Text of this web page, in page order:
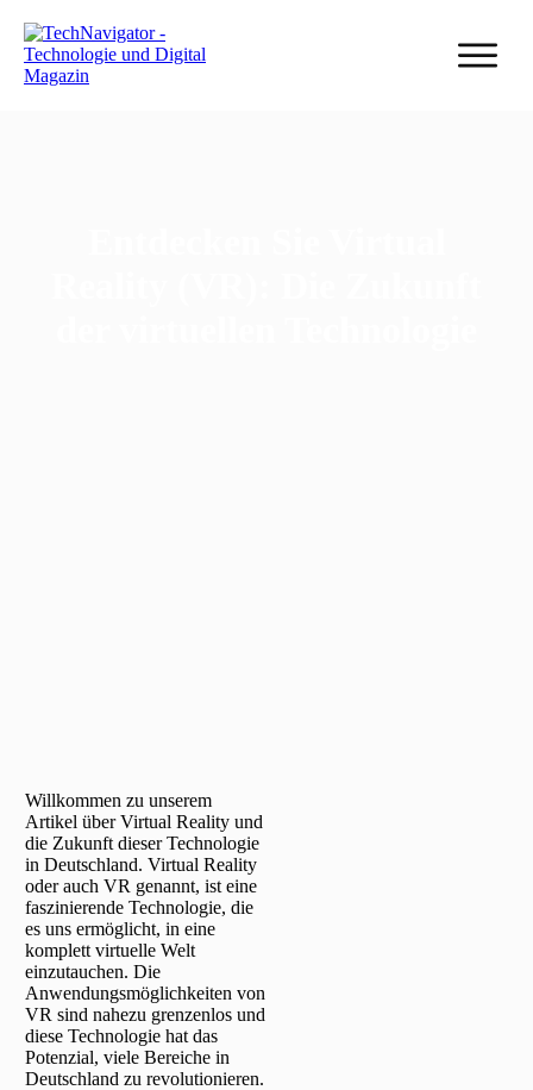
Willkommen zu unserem
Artikel über Virtual Reality und
die Zukunft dieser Technologie
in Deutschland. Virtual Reality
oder auch VR genannt, ist eine
faszinierende Technologie, die
es uns ermöglicht, in eine
komplett virtuelle Welt
einzutauchen. Die
Anwendungsmöglichkeiten von
VR sind nahezu grenzenlos und
diese Technologie hat das
Potenzial, viele Bereiche in
Deutschland zu revolutionieren.